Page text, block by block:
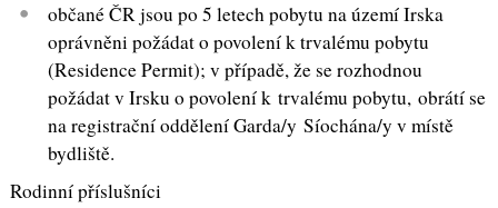
občané ČR jsou po 5 letech pobytu na území Irska
oprávněni požádat o povolení k trvalému pobytu
(Residence Permit); v případě, že se rozhodnou
požádat v Irsku o povolení k trvalému pobytu, obrátí se
na registrační oddělení Garda/y Síochána/y v místě
bydliště.
Rodinní příslušníci